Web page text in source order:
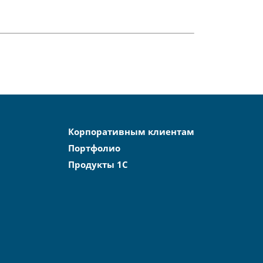
Корпоративным клиентам
Портфолио
Продукты 1С